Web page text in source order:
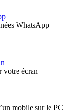
WhatsApp
votre écran
mobile sur le PC